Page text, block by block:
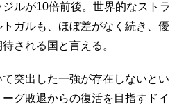
ルが10倍前後。世界的なストラ
ガルも、ほぼ差がなく続き、優
される国と言える。
突出した一強が存在しないとい
グ敗退からの復活を目指すドイ